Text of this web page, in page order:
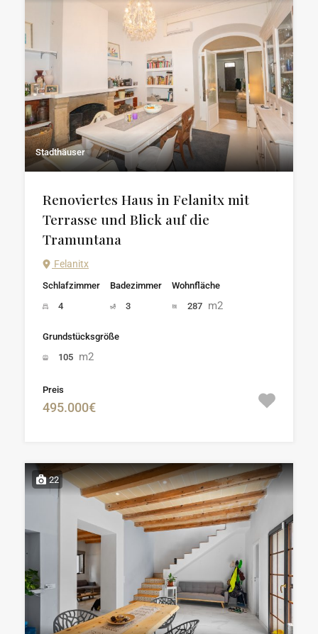
Stadthäuser
Renoviertes Haus in Felanitx mit
Terrasse und Blick auf die
Tramuntana
Felanitx
Schlafzimmer
4
Badezimmer
3
Wohnfläche
287 m2
Grundstücksgröße
105 m2
Preis
495.000€
22